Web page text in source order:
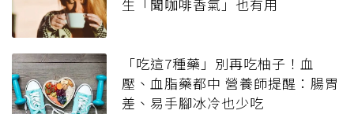
生「聞咖啡香氣」也有用
「吃這7種藥」別再吃柚子！血
壓、血脂藥都中 營養師提醒：腸胃
差、易手腳冰冷也少吃